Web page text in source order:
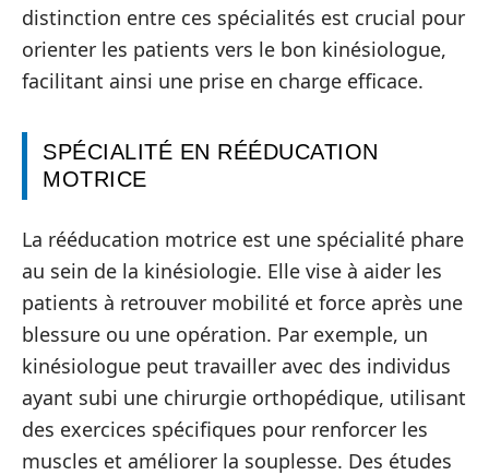
distinction entre ces spécialités est crucial pour
orienter les patients vers le bon kinésiologue,
facilitant ainsi une prise en charge efficace.
SPÉCIALITÉ EN RÉÉDUCATION
MOTRICE
La rééducation motrice est une spécialité phare
au sein de la kinésiologie. Elle vise à aider les
patients à retrouver mobilité et force après une
blessure ou une opération. Par exemple, un
kinésiologue peut travailler avec des individus
ayant subi une chirurgie orthopédique, utilisant
des exercices spécifiques pour renforcer les
muscles et améliorer la souplesse. Des études